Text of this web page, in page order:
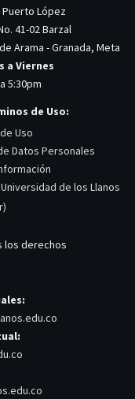
Puerto López
41-02 Barzal
Arama - Granada, Meta
a Viernes
5:30pm
de Uso:
Uso
Datos Personales
de los Llanos
los derechos